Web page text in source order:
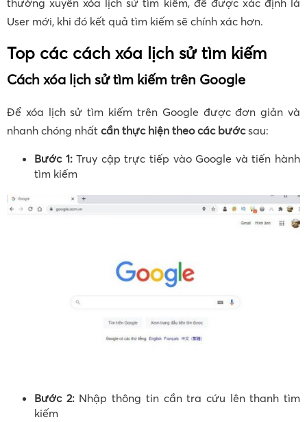
User mới, khi đó kết quả tìm kiếm sẽ chính xác hơn.
Top các cách xóa lịch sử tìm kiếm
Cách xóa lịch sử tìm kiếm trên Google
Để xóa lịch sử tìm kiếm trên Google được đơn giản và
nhanh chóng nhất cần thực hiện theo các bướcsau:
Bước 1:Truy cập trực tiếp vào Google và tiến hành
tìm kiếm
Bước 2:Nhập thông tin cần tra cứu lên thanh tìm
kiếm